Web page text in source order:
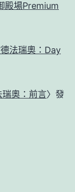
殿場Premium
法瑞奧：Day
奧：前言〉發